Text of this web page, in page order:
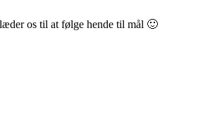
os til at følge hende til mål 🙂